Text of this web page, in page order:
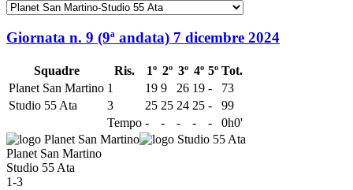
Giornata n. 9 (9ª andata) 7 dicembre 2024
Squadre Ris. 1º 2º 3º 4º 5º Tot.
Planet San Martino 1 19 9 26 19 -
73
Studio 55 Ata
3 25 25 24 25 -
99
Tempo - - - - - 0h0'
Planet San Martino
Studio 55 Ata
1-3